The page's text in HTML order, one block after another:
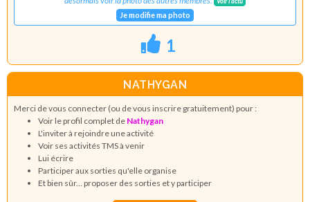
Je modifie ma photo
1
NATHYGAN
Merci de vous connecter (ou de vous inscrire gratuitement) pour :
Voir le profil complet de Nathygan
L'inviter à rejoindre une activité
Voir ses activités TMS à venir
Lui écrire
Participer aux sorties qu'elle organise
Et bien sûr... proposer des sorties et y participer